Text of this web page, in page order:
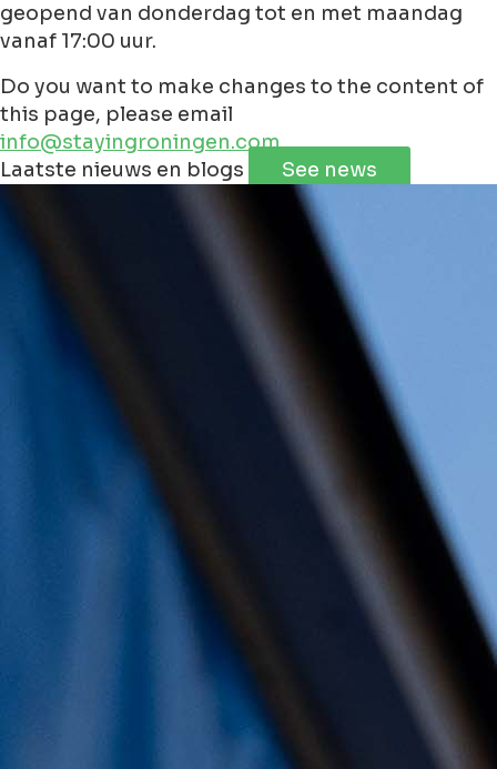
geopend van donderdag tot en met maandag
vanaf 17:00 uur.
Do you want to make changes to the content of
this page, please email
info@stayingroningen.com
+
Leaflet | ©JawgMaps©OpenStreetMapcontributorss
Laatste nieuws en blogs See news